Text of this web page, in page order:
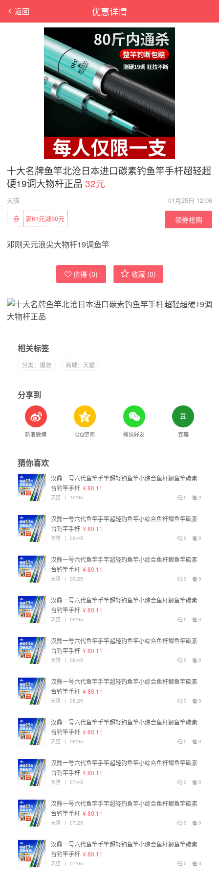
优惠详情
返回
十大名牌鱼竿北沧日本进口碳素钓鱼竿手杆超轻超
硬19调大物杆正品 32元
天猫
01月25日 12:06
满61元减60元
券 领券抢购
邓刚天元浪尖大物杆19调鱼竿
值得 (0) 收藏 (0)
相关标签
分类：爆款 商城：天猫
分享到
新浪微博 QQ空间 微信好友 豆瓣
猜你喜欢
汉鼎一号六代鱼竿手竿超轻钓鱼竿小综合鱼杆鲫鱼竿碳素
台钓竿手杆 ¥ 80.11
0
0
天猫 | 10:05
汉鼎一号六代鱼竿手竿超轻钓鱼竿小综合鱼杆鲫鱼竿碳素
台钓竿手杆 ¥ 80.11
0
0
天猫 | 09:45
汉鼎一号六代鱼竿手竿超轻钓鱼竿小综合鱼杆鲫鱼竿碳素
台钓竿手杆 ¥ 80.11
0
0
天猫 | 09:25
汉鼎一号六代鱼竿手竿超轻钓鱼竿小综合鱼杆鲫鱼竿碳素
台钓竿手杆 ¥ 80.11
0
0
天猫 | 09:05
汉鼎一号六代鱼竿手竿超轻钓鱼竿小综合鱼杆鲫鱼竿碳素
台钓竿手杆 ¥ 80.11
0
0
天猫 | 08:45
汉鼎一号六代鱼竿手竿超轻钓鱼竿小综合鱼杆鲫鱼竿碳素
台钓竿手杆 ¥ 80.11
0
0
天猫 | 08:25
汉鼎一号六代鱼竿手竿超轻钓鱼竿小综合鱼杆鲫鱼竿碳素
台钓竿手杆 ¥ 80.11
0
0
天猫 | 08:05
汉鼎一号六代鱼竿手竿超轻钓鱼竿小综合鱼杆鲫鱼竿碳素
台钓竿手杆 ¥ 80.11
0
0
天猫 | 07:45
汉鼎一号六代鱼竿手竿超轻钓鱼竿小综合鱼杆鲫鱼竿碳素
台钓竿手杆 ¥ 80.11
0
0
天猫 | 07:25
汉鼎一号六代鱼竿手竿超轻钓鱼竿小综合鱼杆鲫鱼竿碳素
台钓竿手杆 ¥ 80.11
0
0
天猫 | 07:05